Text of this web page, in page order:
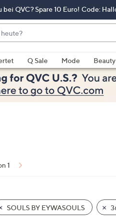
bei QVC? Spare 10 Euro! Code:
Q Sale Mode Beauty
1
SOULS BY EYWASOULS